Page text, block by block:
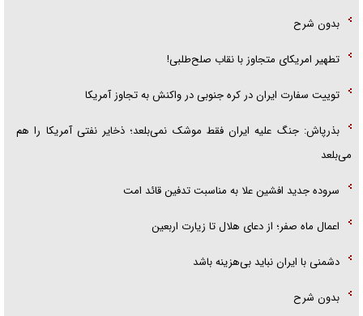
بدون شرح
تطهیر امریکای متجاوز با نقاب صلح‌طلبی!
توییت سفارت ایران در کره جنوبی در واکنش به تجاوز آمریکا
بذرپاش: ‏جنگ علیه ایران فقط موشک نمی‌بلعد؛ ذخایر نفتی آمریکا را هم
می‌بلعد
سروده جدید افشین علا به مناسبت تدفین قائد امت
اعمال ماه صفر؛ از دعای هلال تا زیارت اربعین
دشمنی با ایران نباید بی‌هزینه باشد
بدون شرح